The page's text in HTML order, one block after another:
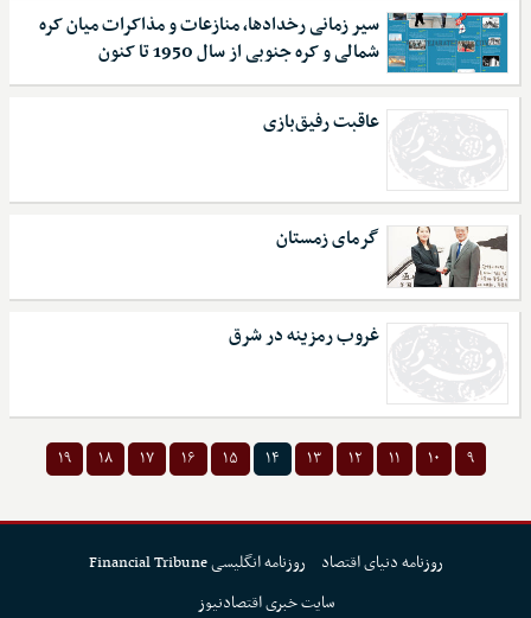
سیر زمانی رخدادها، منازعات و مذاکرات میان کره
شمالی و کره جنوبی از سال 1950 تا کنون
عاقبت رفیق‌بازی
گرمای زمستان
غروب رمزینه در شرق
۹ ۱۰ ۱۱ ۱۲ ۱۳ ۱۴ ۱۵ ۱۶ ۱۷ ۱۸ ۱۹
روزنامه دنیای اقتصاد
روزنامه انگلیسی Financial Tribune
سایت خبری اقتصادنیوز